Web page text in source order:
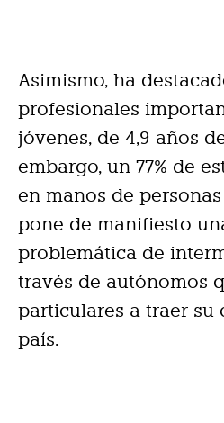
Asimismo, ha
profesionales
jóvenes, de 4,9 años
embargo, un 77% de
en manos de
pone de manifiesto
problemática de
través de autónomos
particulares a traer su
país.